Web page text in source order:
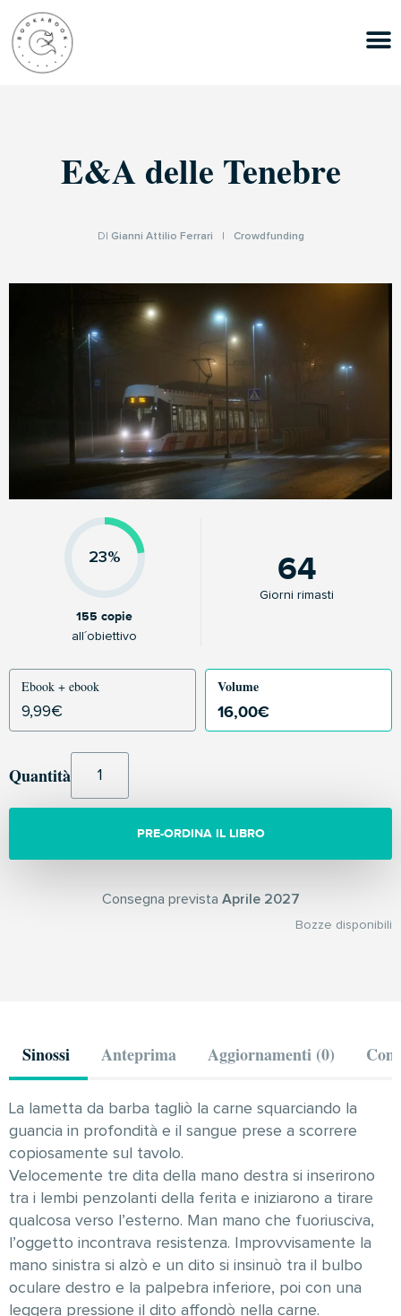
E&A delle Tenebre
DI Gianni Attilio Ferrari Crowdfunding
23%
155 copie
all´obiettivo
64
Giorni rimasti
Ebook + ebook
9,99€
Volume
16,00€
Quantità
PRE-ORDINA IL LIBRO
Consegna prevista Aprile 2027
Bozze disponibili
Sinossi Anteprima Aggiornamenti (0)
La lametta da barba tagliò la carne squarciando la
guancia in profondità e il sangue prese a scorrere
copiosamente sul tavolo.
Velocemente tre dita della mano destra si inserirono
tra i lembi penzolanti della ferita e iniziarono a tirare
qualcosa verso l’esterno. Man mano che fuoriusciva,
l’oggetto incontrava resistenza. Improvvisamente la
mano sinistra si alzò e un dito si insinuò tra il bulbo
oculare destro e la palpebra inferiore, poi con una
leggera pressione il dito affondò nella carne.